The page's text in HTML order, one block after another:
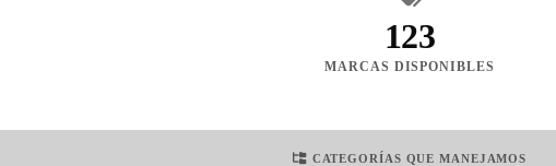
123
MARCAS DISPONIBLES
CATEGORÍAS QUE MANEJAMOS